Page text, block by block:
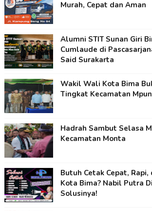
Murah, Cepat dan Aman
Alumni STIT Sunan Giri
Cumlaude di
Said Surakarta
Wakil Wali Kota Bima
Tingkat Kecamatan
Hadrah Sambut Selasa
Kecamatan Monta
Butuh Cetak Cepat, Rapi,
Kota Bima? Nabil Putra
Solusinya!